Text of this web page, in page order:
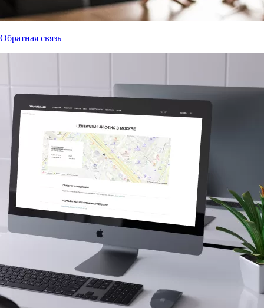
Обратная связь